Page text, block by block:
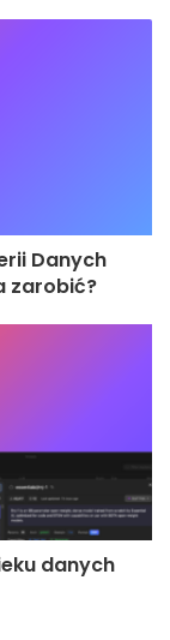
Danych
zarobić?
danych